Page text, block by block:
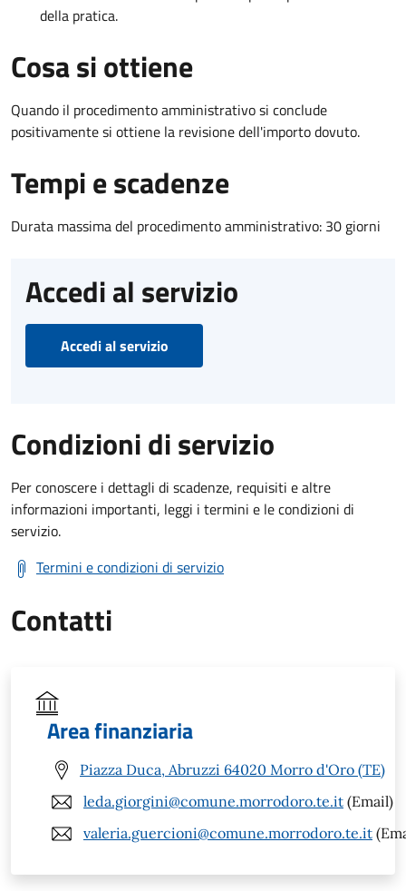
della pratica.
Cosa si ottiene
Quando il procedimento amministrativo si conclude
positivamente si ottiene la revisione dell'importo dovuto.
Tempi e scadenze
Durata massima del procedimento amministrativo: 30 giorni
Accedi al servizio
Accedi al servizio
Condizioni di servizio
Per conoscere i dettagli di scadenze, requisiti e altre
informazioni importanti, leggi i termini e le condizioni di
servizio.
Termini e condizioni di servizio
Contatti
Area finanziaria
Piazza Duca, Abruzzi 64020 Morro d'Oro (TE)
leda.giorgini@comune.morrodoro.te.it (Email)
valeria.guercioni@comune.morrodoro.te.it